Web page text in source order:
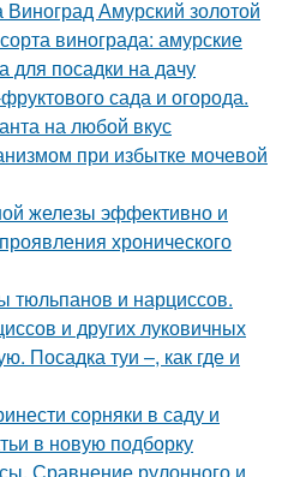
Виноград Амурский золотой
винограда: амурские
для посадки на дачу
сада и огорода.
на любой вкус
при избытке мочевой
железы эффективно и
хронического
тюльпанов и нарциссов.
и других луковичных
Посадка туи –, как где и
сорняки в саду и
в новую подборку
Сравнение рулонного и